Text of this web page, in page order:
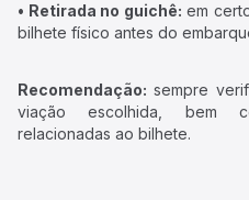
• Retirada no guichê: em
bilhete físico antes do
Recomendação: sempre
viação escolhida, bem
relacionadas ao bilhete.